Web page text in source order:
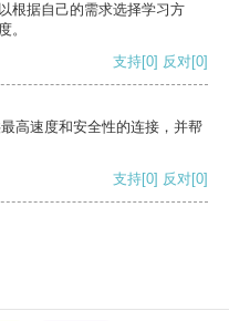
根据自己的需求选择学习方
。
支持[0] 反对[0]
高速度和安全性的连接，并帮
支持[0] 反对[0]